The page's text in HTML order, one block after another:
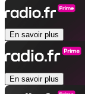
En savoir plus
En savoir plus